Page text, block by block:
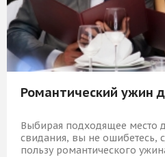
Романтический ужин
Выбирая подходящее место
свидания, вы не ошибетесь,
пользу романтического